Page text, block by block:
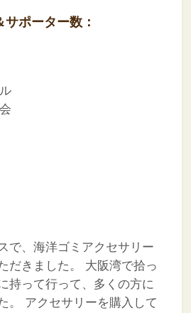
ポーター数：
で、海洋ゴミアクセサリー
だきました。
大阪湾で拾っ
持って行って、多くの方に
。
アクセサリーを購入して